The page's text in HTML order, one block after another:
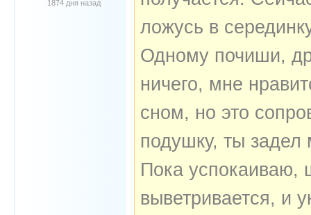
1874 дня назад
ложусь в
Одному почиши,
ничего, мне
сном, но это
подушку, ты
Пока успокаиваю,
выветривается, и